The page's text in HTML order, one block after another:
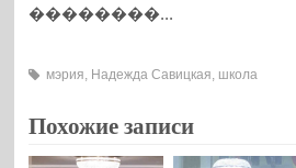
��������...
мэрия Надежда Савицкая школа
Похожие записи